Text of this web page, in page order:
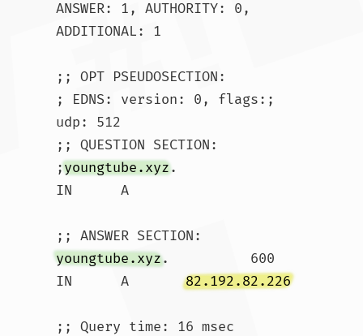
ANSWER: 1, AUTHORITY: 0,
ADDITIONAL: 1
;; OPT PSEUDOSECTION:
; EDNS: version: 0, flags:;
udp: 512
;; QUESTION SECTION:
;youngtube.xyz.
IN	A
youngtube.xyz.		600
IN	A 82.192.82.226
;; Query time: 16 msec